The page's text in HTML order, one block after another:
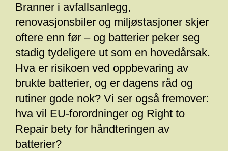
Branner i avfallsanlegg,
renovasjonsbiler og miljøstasjoner skjer
oftere enn før – og batterier peker seg
stadig tydeligere ut som en hovedårsak.
Hva er risikoen ved oppbevaring av
brukte batterier, og er dagens råd og
rutiner gode nok? Vi ser også fremover:
hva vil EU-forordninger og Right to
Repair bety for håndteringen av
batterier?